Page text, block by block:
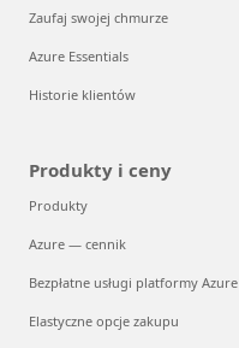
Zaufaj swojej chmurze
Azure Essentials
Historie klientów
Produkty i ceny
Produkty
Azure — cennik
Bezpłatne usługi platformy Azure
Elastyczne opcje zakupu